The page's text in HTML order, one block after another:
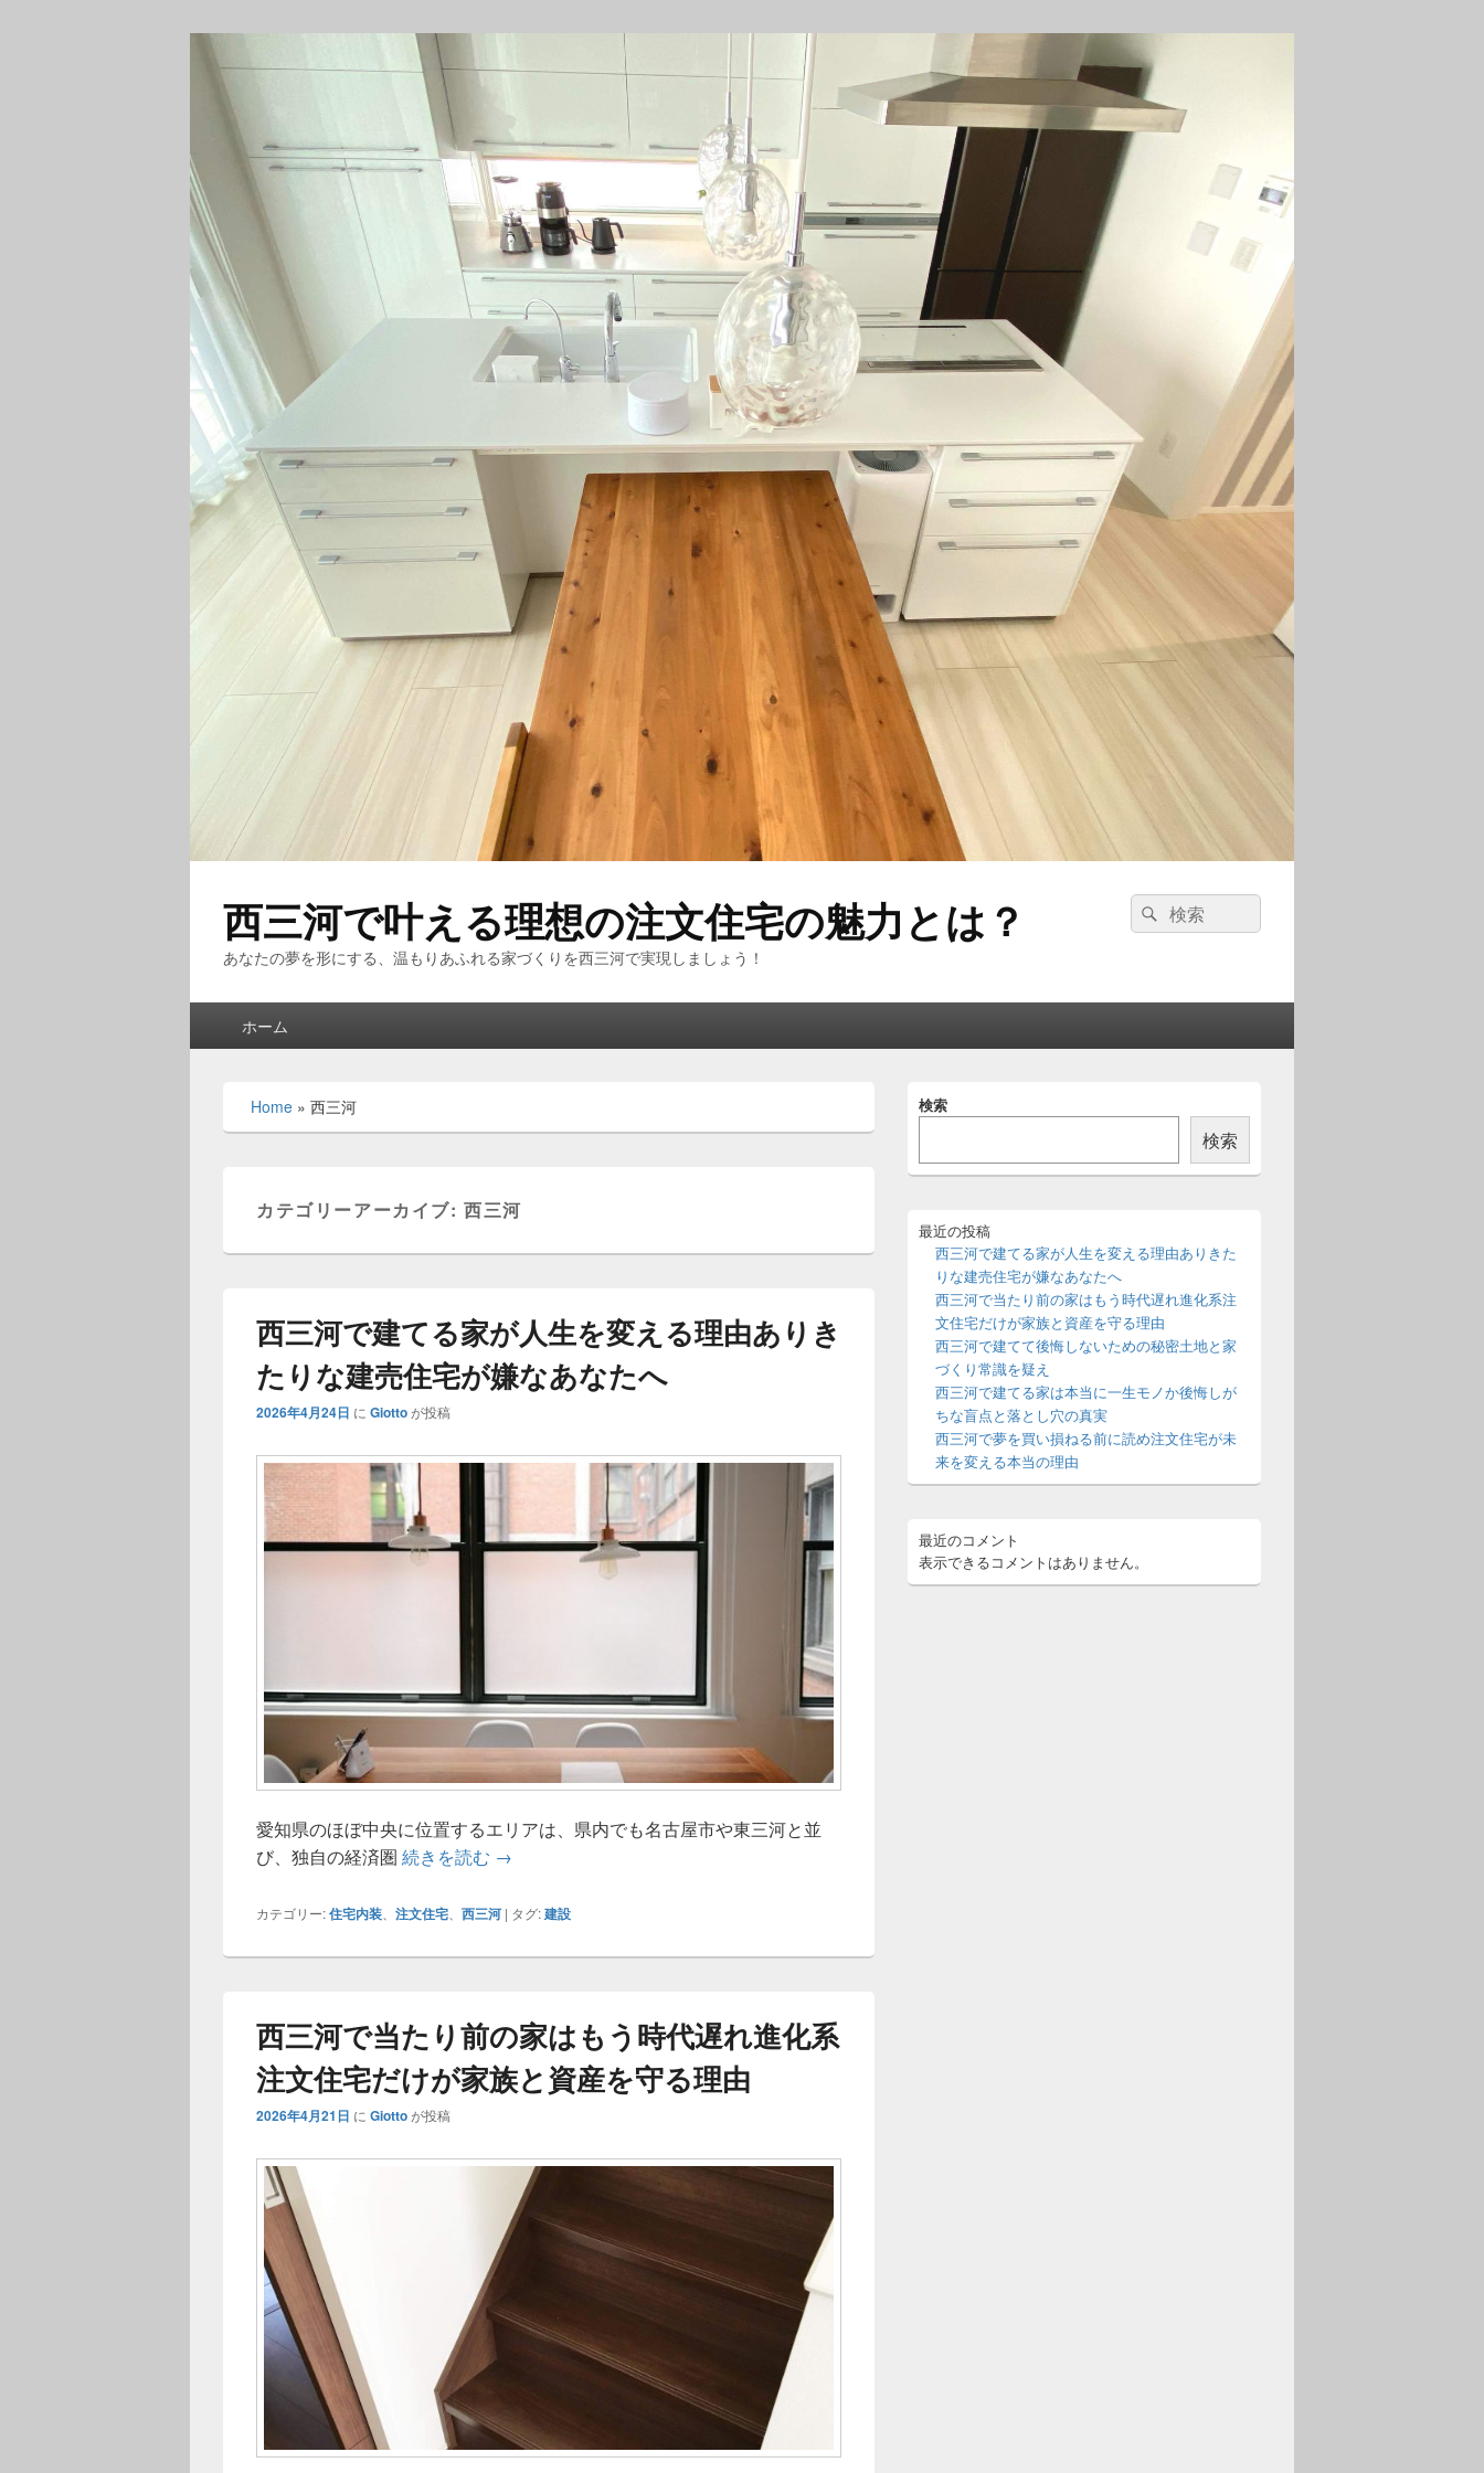
西三河で叶える理想の注文住宅の魅力とは？
あなたの夢を形にする、温もりあふれる家づくりを西三河で実現しましょう！
検
索:
検
索
ホーム
Home » 西三河
カテゴリーアーカイブ:西三河
西三河で建てる家が人生を変える理由ありき
たりな建売住宅が嫌なあなたへ
2026年4月24日 に Giottoが投稿
愛知県のほぼ中央に位置するエリアは、県内でも名古屋市や東三河と並
び、独自の経済圏 続きを読む 西三河で建てる家が人生を変える理由ありきたりな建売住宅が嫌なあなたへ
→
カテゴリー:住宅内装、 注文住宅、 西三河 | タグ:建設
西三河で当たり前の家はもう時代遅れ進化系
注文住宅だけが家族と資産を守る理由
2026年4月21日 に Giottoが投稿
イ
イ
ー
検索
検索
最近の投稿
西三河で建てる家が人生を変える理由ありきた
りな建売住宅が嫌なあなたへ
西三河で当たり前の家はもう時代遅れ進化系注
文住宅だけが家族と資産を守る理由
西三河で建てて後悔しないための秘密土地と家
づくり常識を疑え
西三河で建てる家は本当に一生モノか後悔しが
ちな盲点と落とし穴の真実
西三河で夢を買い損ねる前に読め注文住宅が未
来を変える本当の理由
最近のコメント
表示できるコメントはありません。